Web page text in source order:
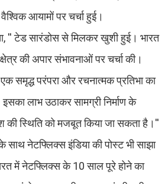
आयामों पर चर्चा हुई।
'' टेड सारंडोस से मिलकर खुशी हुई। भारत
की अपार संभावनाओं पर चर्चा की।
समृद्ध परंपरा और रचनात्मक प्रतिभा का
लाभ उठाकर सामग्री निर्माण के
स्थिति को मजबूत किया जा सकता है।''
साथ नेटफ्लिक्स इंडिया की पोस्ट भी साझा
में नेटफ्लिक्स के 10 साल पूरे होने का